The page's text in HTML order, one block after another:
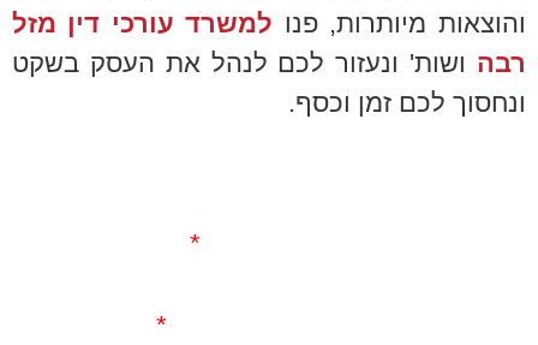
והוצאות מיותרות, פנו למשרד עורכי דין מזל
רבה ושות' ונעזור לכם לנהל את העסק בשקט
ונחסוך לכם זמן וכסף.